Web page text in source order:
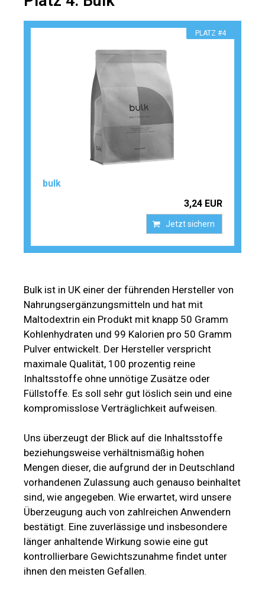
PLATZ #4
bulk
3,24 EUR
Jetzt sichern
Bulk ist in UK einer der führenden Hersteller von
Nahrungsergänzungsmitteln und hat mit
Maltodextrin ein Produkt mit knapp 50 Gramm
Kohlenhydraten und 99 Kalorien pro 50 Gramm
Pulver entwickelt. Der Hersteller verspricht
maximale Qualität, 100 prozentig reine
Inhaltsstoffe ohne unnötige Zusätze oder
Füllstoffe. Es soll sehr gut löslich sein und eine
kompromisslose Verträglichkeit aufweisen.
Uns überzeugt der Blick auf die Inhaltsstoffe
beziehungsweise verhältnismäßig hohen
Mengen dieser, die aufgrund der in Deutschland
vorhandenen Zulassung auch genauso beinhaltet
sind, wie angegeben. Wie erwartet, wird unsere
Überzeugung auch von zahlreichen Anwendern
bestätigt. Eine zuverlässige und insbesondere
länger anhaltende Wirkung sowie eine gut
kontrollierbare Gewichtszunahme findet unter
ihnen den meisten Gefallen.